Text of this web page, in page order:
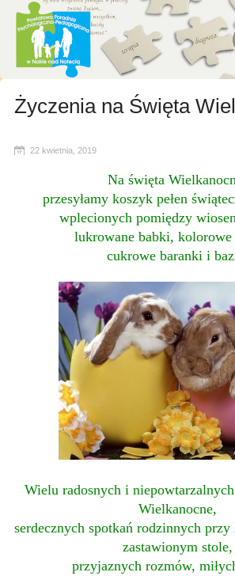
Życzenia na Święta
22 kwietnia, 2019
Na święta
przesyłamy koszyk pełen
wplecionych pomiędzy
lukrowane babki, kolorowe
cukrowe baranki i
Wielu radosnych i
Wielkanocne,
serdecznych spotkań rodzinnych przy
zastawionym stole,
przyjaznych rozmów,